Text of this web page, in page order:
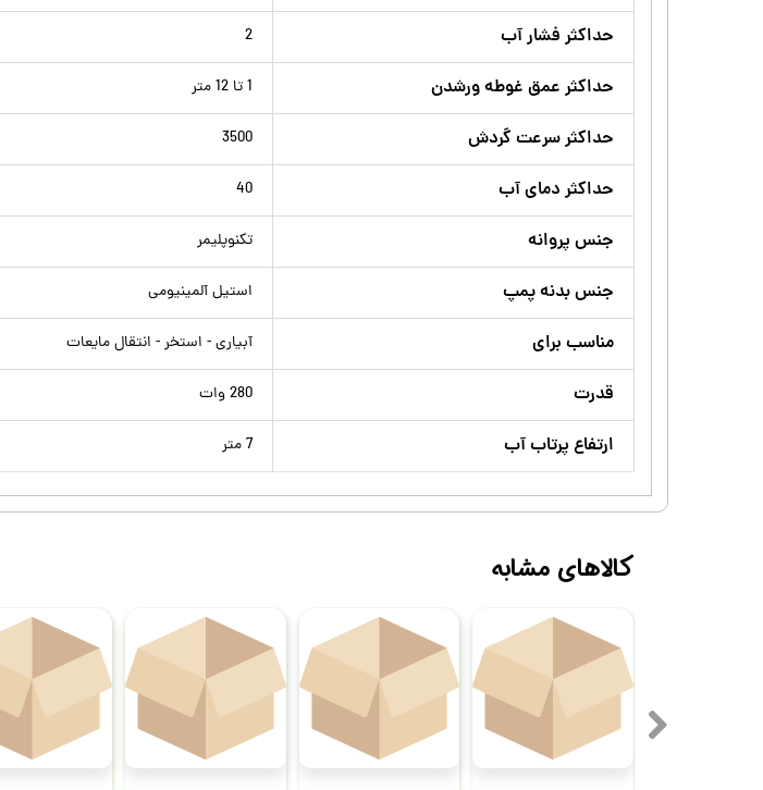
حداکثر فشار آب 2
حداکثر عمق غوطه ورشدن 1 تا 12 متر
حداکثر سرعت گردش 3500
حداکثر دمای آب 40
جنس پروانه تکنوپلیمر
جنس بدنه پمپ استیل آلمینیومی
مناسب برای آبیاری - استخر - انتقال مایعات
قدرت 280 وات
ارتفاع پرتاب آب 7 متر
کالاهای مشابه